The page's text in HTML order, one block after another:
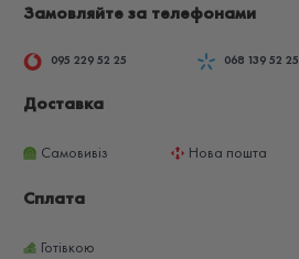
Замовляйте за телефонами
095 229 52 25 068 139 52 25
Доставка
Самовивіз Нова пошта
Сплата
Готівкою